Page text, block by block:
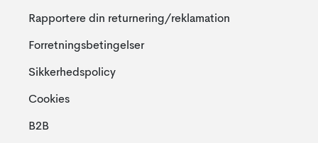
Rapportere din returnering/reklamation
Forretningsbetingelser
Sikkerhedspolicy
Cookies
B2B